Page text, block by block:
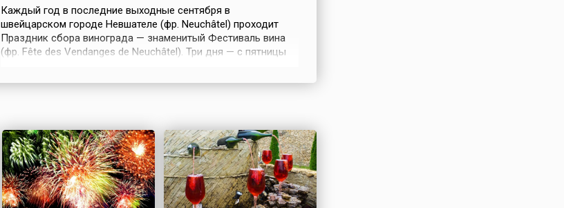
Каждый год в последние выходные сентября в
швейцарском городе Невшателе (фр. Neuchâtel) проходит
Праздник сбора винограда — знаменитый Фестиваль вина
(фр. Fête des Vendanges de Neuchâtel). Три дня — с пятницы